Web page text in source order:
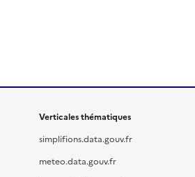
Verticales thématiques
simplifions.data.gouv.fr
meteo.data.gouv.fr